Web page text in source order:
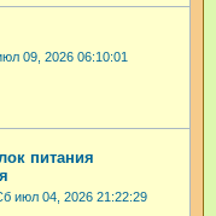
09, 2026 06:10:01
питания
июл 04, 2026 21:22:29